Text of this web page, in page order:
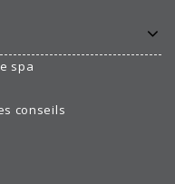
spa
conseils